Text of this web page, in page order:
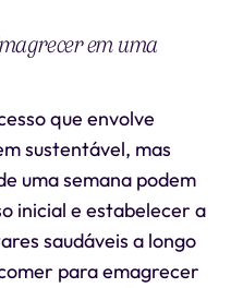
em uma
que envolve
sustentável, mas
uma semana podem
inicial e estabelecer a
saudáveis a longo
para emagrecer